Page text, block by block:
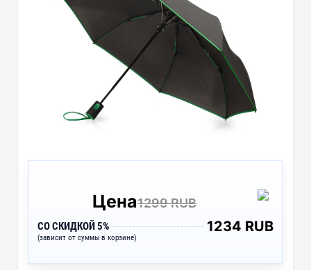
Цена1299 RUB
СО СКИДКОЙ 5%
(зависит от суммы в корзине)
1234 RUB